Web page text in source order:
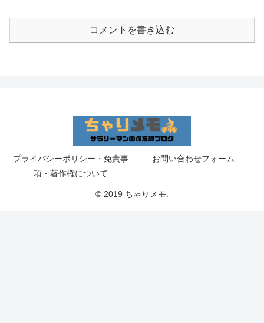
コメントを書き込む
プライバシーポリシー・免責事
項・著作権について
お問い合わせフォーム
© 2019 ちゃりメモ.